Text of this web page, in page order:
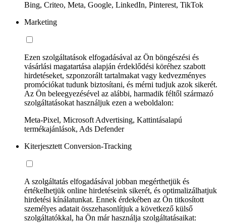
Bing, Criteo, Meta, Google, LinkedIn, Pinterest, TikTok
Marketing
Ezen szolgáltatások elfogadásával az Ön böngészési és
vásárlási magatartása alapján érdeklődési köréhez szabott
hirdetéseket, szponzorált tartalmakat vagy kedvezményes
promóciókat tudunk biztosítani, és mérni tudjuk azok sikerét.
Az Ön beleegyezésével az alábbi, harmadik féltől származó
szolgáltatásokat használjuk ezen a weboldalon:
Meta-Pixel, Microsoft Advertising, Kattintásalapú
termékajánlások, Ads Defender
Kiterjesztett Conversion-Tracking
A szolgáltatás elfogadásával jobban megérthetjük és
értékelhetjük online hirdetéseink sikerét, és optimalizálhatjuk
hirdetési kínálatunkat. Ennek érdekében az Ön titkosított
személyes adatait összehasonlítjuk a következő külső
szolgáltatókkal, ha Ön már használja szolgáltatásaikat: